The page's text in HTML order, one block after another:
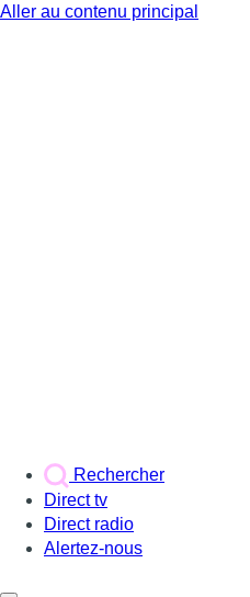
Aller au contenu principal
Rechercher
Direct tv
Direct radio
Alertez-nous